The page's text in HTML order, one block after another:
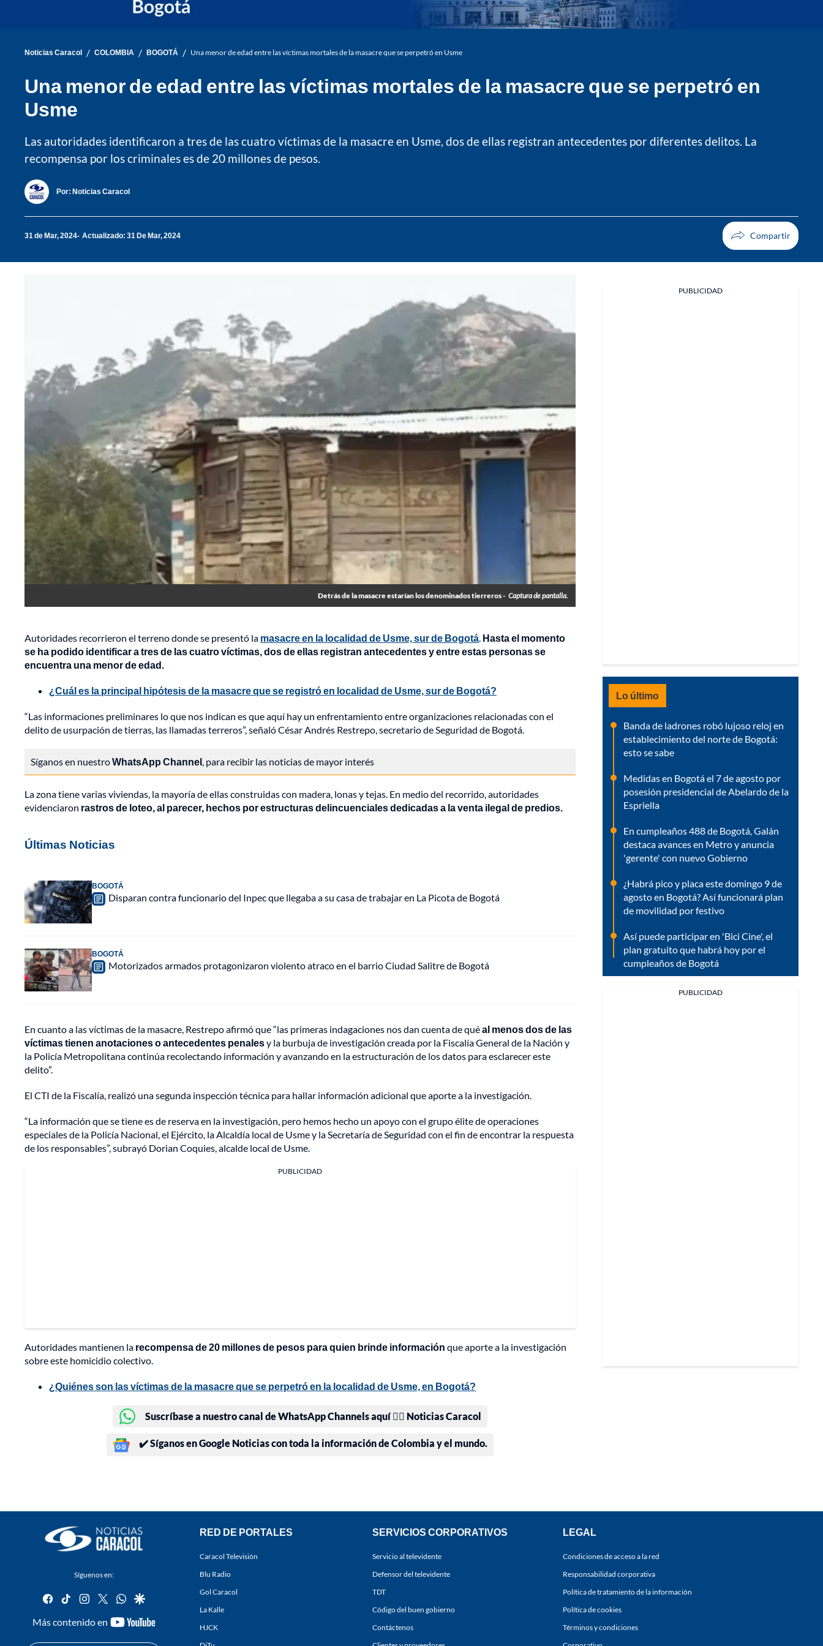
Noticias Caracol / COLOMBIA / BOGOTÁ / Una menor de edad entre las víctimas mortales de la masacre que se perpetró en Usme
Una menor de edad entre las víctimas mortales de la masacre que se perpetró en
Usme
Las autoridades identificaron a tres de las cuatro víctimas de la masacre en Usme, dos de ellas registran antecedentes por diferentes delitos. La
recompensa por los criminales es de 20 millones de pesos.
Por: Noticias Caracol
31 de Mar, 2024 Actualizado: 31 De Mar, 2024
Detrás de la masacre estarían los denominados tierreros - Captura de pantalla.
Autoridades recorrieron el terreno donde se presentó la masacre en la localidad de Usme, sur de Bogotá. Hasta el momento
se ha podido identificar a tres de las cuatro víctimas, dos de ellas registran antecedentes y entre estas personas se
encuentra una menor de edad.
¿Cuál es la principal hipótesis de la masacre que se registró en localidad de Usme, sur de Bogotá?
“Las informaciones preliminares lo que nos indican es que aquí hay un enfrentamiento entre organizaciones relacionadas con el
delito de usurpación de tierras, las llamadas terreros”, señaló César Andrés Restrepo, secretario de Seguridad de Bogotá.
Síganos en nuestroWhatsApp Channel, para recibir las noticias de mayor interés
La zona tiene varias viviendas, la mayoría de ellas construidas con madera, lonas y tejas. En medio del recorrido, autoridades
evidenciaron rastros de loteo, al parecer, hechos por estructuras delincuenciales dedicadas a la venta ilegal de predios.
Últimas Noticias
BOGOTÁ
Disparan contra funcionario del Inpec que llegaba a su casa de trabajar en La Picota de Bogotá
BOGOTÁ
Motorizados armados protagonizaron violento atraco en el barrio Ciudad Salitre de Bogotá
En cuanto a las víctimas de la masacre, Restrepo afirmó que “las primeras indagaciones nos dan cuenta de quéal menos dos de las
víctimas tienen anotaciones o antecedentes penalesy la burbuja de investigación creada por la Fiscalía General de la Nación y
la Policía Metropolitana continúa recolectando información y avanzando en la estructuración de los datos para esclarecer este
delito”.
El CTI de la Fiscalía, realizó una segunda inspección técnica para hallar información adicional que aporte a la investigación.
“La información que se tiene es de reserva en la investigación, pero hemos hecho un apoyo con el grupo élite de operaciones
especiales de la Policía Nacional, el Ejército, la Alcaldía local de Usme y la Secretaría de Seguridad con el fin de encontrar la respuesta
de los responsables”, subrayó Dorian Coquies, alcalde local de Usme.
PUBLICIDAD
Autoridades mantienen la recompensa de 20 millones de pesos para quien brinde información que aporte a la investigación
sobre este homicidio colectivo.
¿Quiénes son las víctimas de la masacre que se perpetró en la localidad de Usme, en Bogotá?
Suscríbase a nuestro canal de WhatsApp Channels aquí 👉🏻 Noticias Caracol
✔️ Síganos en Google Noticias con toda la información de Colombia y el mundo.
PUBLICIDAD
Lo último
Banda de ladrones robó lujoso reloj en
establecimiento del norte de Bogotá:
esto se sabe
Medidas en Bogotá el 7 de agosto por
posesión presidencial de Abelardo de la
Espriella
En cumpleaños 488 de Bogotá, Galán
destaca avances en Metro y anuncia
'gerente' con nuevo Gobierno
¿Habrá pico y placa este domingo 9 de
agosto en Bogotá? Así funcionará plan
de movilidad por festivo
Así puede participar en 'Bici Cine', el
plan gratuito que habrá hoy por el
cumpleaños de Bogotá
PUBLICIDAD
Síguenos en:
facebook
tiktok instagram
twitterwhatsapp
google
Más contenido en
youtube-
RED DE PORTALES
Caracol Televisión
Blu Radio
Gol Caracol
La Kalle
HJCK
SERVICIOS CORPORATIVOS
Servicio al televidente
Defensor del televidente
TDT
Código del buen gobierno
Contáctenos
LEGAL
Condiciones de acceso a la red
Responsabilidad corporativa
Política de tratamiento de la información
Política de cookies
Términos y condiciones